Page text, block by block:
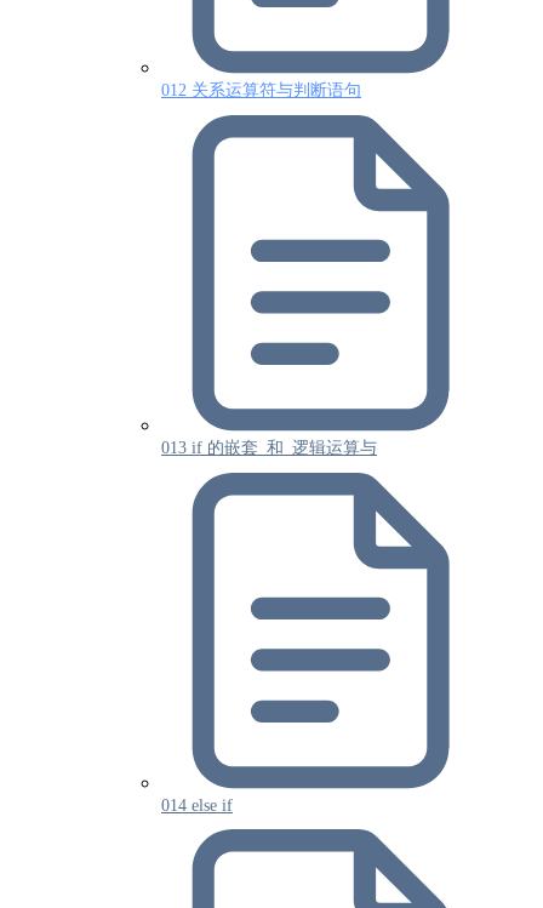
012 关系运算符与判断语句
013 if 的嵌套_和_逻辑运算与
014 else if